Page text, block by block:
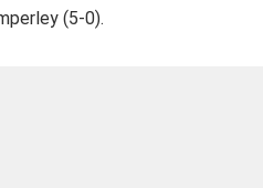
(5-0).